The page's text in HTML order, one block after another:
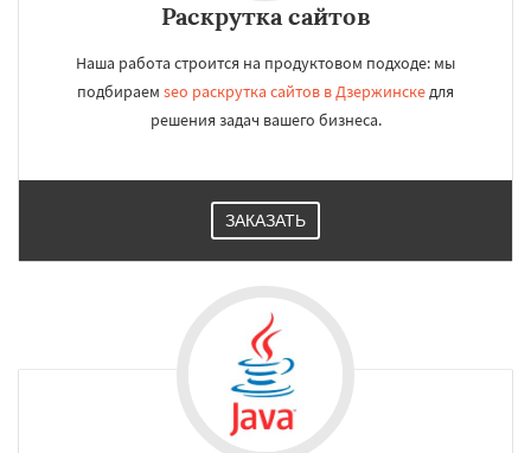
Раскрутка сайтов
Наша работа строится на продуктовом подходе: мы
подбираем seo раскрутка сайтов в Дзержинскедля
решения задач вашего бизнеса.
ЗАКАЗАТЬ